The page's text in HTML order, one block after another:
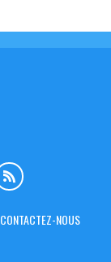
CONTACTEZ-NOUS